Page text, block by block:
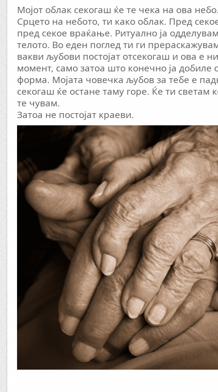
Мојот облак секогаш ќе те чека на ова
Срцето на небото, ти како облак. Пред
пред секое враќање. Ритуално ја
телото. Во еден поглед ти ги
вакви љубови постојат отсекогаш и ова е
момент, само затоа што конечно ја добиле
форма. Мојата човечка љубов за тебе е
секогаш ќе остане таму горе. Ќе ти светам
те чувам.
Затоа не постојат краеви.